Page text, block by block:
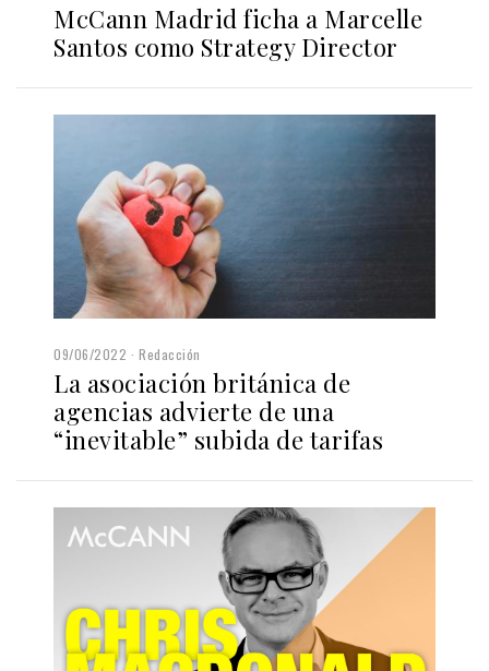
McCann Madrid ficha a Marcelle
Santos como Strategy Director
09/06/2022 Redacción
La asociación británica de
agencias advierte de una
“inevitable” subida de tarifas